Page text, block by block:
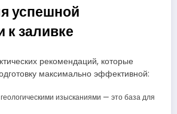
успешной
к заливке
рекомендаций, которые
максимально эффективной:
изысканиями — это база для